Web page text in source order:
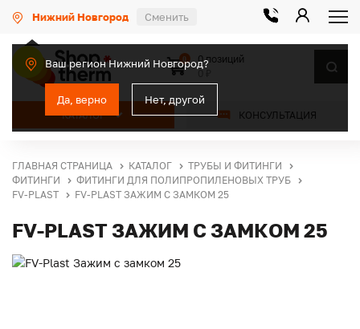
Нижний Новгород Сменить
Ваш регион Нижний Новгород?
Да, верно Нет, другой
КАТАЛОГ КОНСУЛЬТАЦИЯ
0
0 позиций
ГЛАВНАЯ СТРАНИЦА КАТАЛОГ
ТРУБЫ И ФИТИНГИ
ФИТИНГИ
ФИТИНГИ ДЛЯ ПОЛИПРОПИЛЕНОВЫХ ТРУБ
FV-PLAST
FV-PLAST ЗАЖИМ С ЗАМКОМ 25
FV-PLAST ЗАЖИМ С ЗАМКОМ 25